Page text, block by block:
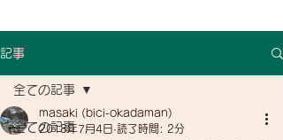
記事
全ての記事
全ての記事
masaki (bici-okadaman)
2018年7月4日 読了時間: 2分